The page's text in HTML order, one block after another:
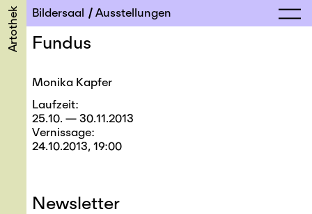
Artothek Bildersaal Ausstellungen
Fundus
Monika Kapfer
Laufzeit
25.10. — 30.11.2013
Vernissage
24.10.2013, 19:00
Newsletter